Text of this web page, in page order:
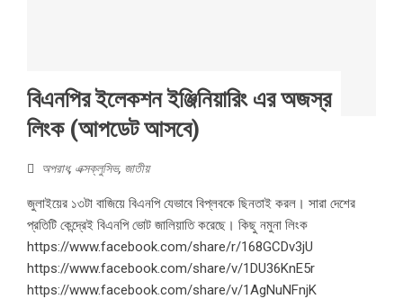
বিএনপির ইলেকশন ইঞ্জিনিয়ারিং এর অজস্র
লিংক (আপডেট আসবে)
অপরাধ, এক্সক্লুসিভ, জাতীয়
জুলাইয়ের ১৩টা বাজিয়ে বিএনপি যেভাবে বিপ্লবকে ছিনতাই করল। সারা দেশের
প্রতিটি কেন্দ্রেই বিএনপি ভোট জালিয়াতি করেছে। কিছু নমুনা লিংক
https://www.facebook.com/share/r/168GCDv3jU
https://www.facebook.com/share/v/1DU36KnE5r
https://www.facebook.com/share/v/1AgNuNFnjK